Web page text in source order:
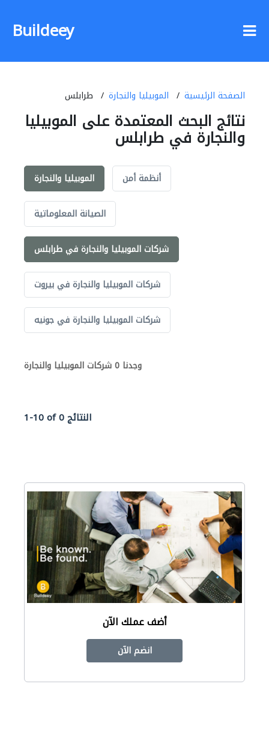
Buildeey
الصفحة الرئيسية الموبيليا والنجارة طرابلس
نتائج البحث المعتمدة على الموبيليا
والنجارة في طرابلس
الموبيليا والنجارة أنظمة أمن
الصيانة المعلوماتية
شركات الموبيليا والنجارة في طرابلس
شركات الموبيليا والنجارة في بيروت
شركات الموبيليا والنجارة في جونيه
وجدنا 0 شركات الموبيليا والنجارة
1-10 of 0 النتائج
أضف عملك الآن
انضم الآن